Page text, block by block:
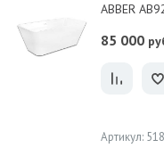
ABBER
85 000
Артикул: